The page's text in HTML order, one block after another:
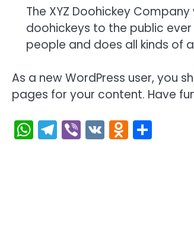
The XYZ Doohickey
doohickeys to the public
people and does all kinds of
As a new WordPress user, you
pages for your content. Have
WhatsApp
Telegram
Viber
VK